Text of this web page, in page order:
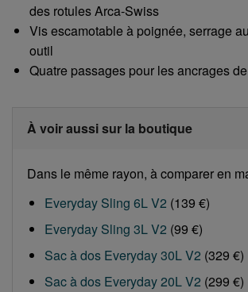
des rotules Arca-Swiss
Vis escamotable à poignée, serrage
outil
Quatre passages pour les ancrages
À voir aussi sur la boutique
Dans le même rayon, à comparer en
Everyday Sling 6L V2 (139 €)
Everyday Sling 3L V2 (99 €)
Sac à dos Everyday 30L V2 (329 €)
Sac à dos Everyday 20L V2 (299 €)